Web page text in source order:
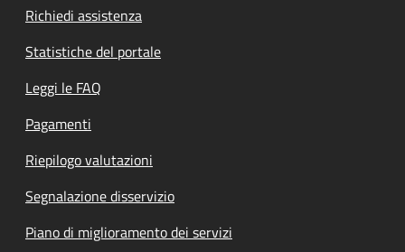
Richiedi assistenza
Statistiche del portale
Leggi le FAQ
Pagamenti
Riepilogo valutazioni
Segnalazione disservizio
Piano di miglioramento dei servizi